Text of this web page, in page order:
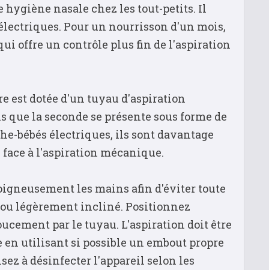
hygiène nasale chez les tout-petits. Il
Pour un nourrisson d'un mois,
offre un contrôle plus fin de l'aspiration
est dotée d'un tuyau d'aspiration
la seconde se présente sous forme de
bébés électriques, ils sont davantage
à l'aspiration mécanique.
les mains afin d'éviter toute
légèrement incliné. Positionnez
par le tuyau. L'aspiration doit être
en utilisant si possible un embout propre
à désinfecter l'appareil selon les